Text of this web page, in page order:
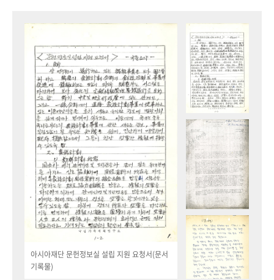
아시아재단 문헌정보실 설립 지원 요청서(문서
기록물)